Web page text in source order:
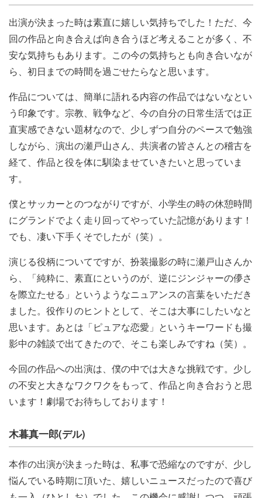
出演が決まった時は素直に嬉しい気持ちでした！ただ、今
回の作品と向き合えば向き合うほど考えることが多く、不
安な気持ちもあります。この今の気持ちとも向き合いなが
ら、初日までの時間を過ごせたらなと思います。
作品については、簡単に語れる内容の作品ではないなとい
う印象です。宗教、戦争など、今の自分の日常生活では正
直実感できない題材なので、少しずつ自分のペースで勉強
しながら、演出の瀬戸山さん、共演者の皆さんとの稽古を
経て、作品と役を体に馴染ませていきたいと思っていま
す。
僕とサッカーとのつながりですが、小学生の時の休憩時間
にグランドでよく走り回ってやっていた記憶があります！
でも、凄い下手くそでしたが（笑）。
演じる役柄についてですが、扮装撮影の時に瀬戸山さんか
ら、「純粋に、素直にというのが、逆にジンジャーの儚さ
を際立たせる」というようなニュアンスの言葉をいただき
ました。役作りのヒントとして、そこは大事にしたいなと
思います。あとは「ピュアな恋愛」というキーワードも撮
影中の雑談で出てきたので、そこも楽しみですね（笑）。
今回の作品への出演は、僕の中では大きな挑戦です。少し
の不安と大きなワクワクをもって、作品と向き合おうと思
います！劇場でお待ちしております！
木暮真一郎(デル)
本作の出演が決まった時は、私事で恐縮なのですが、少し
悩んでいる時期に頂いた、嬉しいニュースだったので喜び